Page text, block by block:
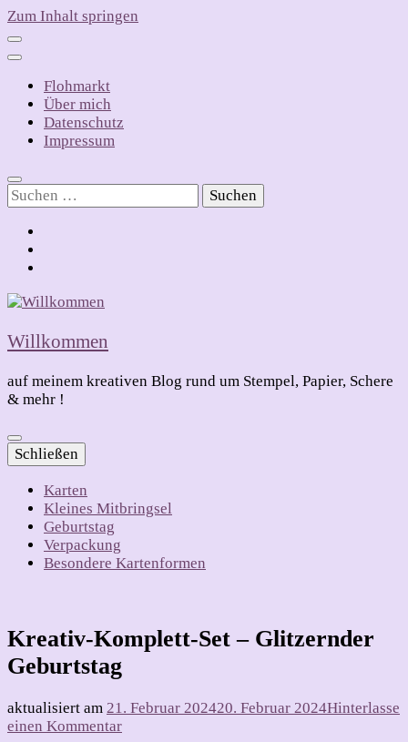
Zum Inhalt springen
Flohmarkt
Über mich
Datenschutz
Impressum
Suchen
nach:
Willkommen
auf meinem kreativen Blog rund um Stempel, Papier, Schere
& mehr !
Schließen
Karten
Kleines Mitbringsel
Geburtstag
Verpackung
Besondere Kartenformen
Kreativ-Komplett-Set – Glitzernder
Geburtstag
aktualisiert am 21. Februar 202420. Februar 2024Hinterlasse
einen Kommentarzu